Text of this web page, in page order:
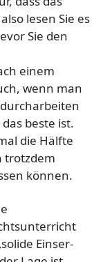
lesen Sie es
Sie den
einem
wenn man
beste ist.
die Hälfte
trotzdem
können.
Einser-